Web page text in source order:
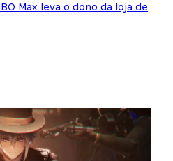
Max leva o dono da loja de